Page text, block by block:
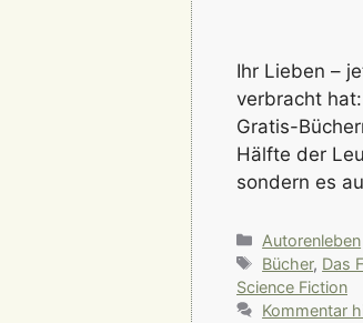
Ihr Lieben –
verbracht
Gratis-
Hälfte der
sondern es
Kategorien
Autorenleben
Schlagwörter
Bücher, Das
Science Fiction
Kommentar